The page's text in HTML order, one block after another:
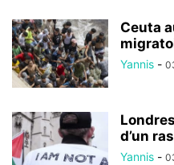
Ceuta
Yannis -
d’un
Yannis -